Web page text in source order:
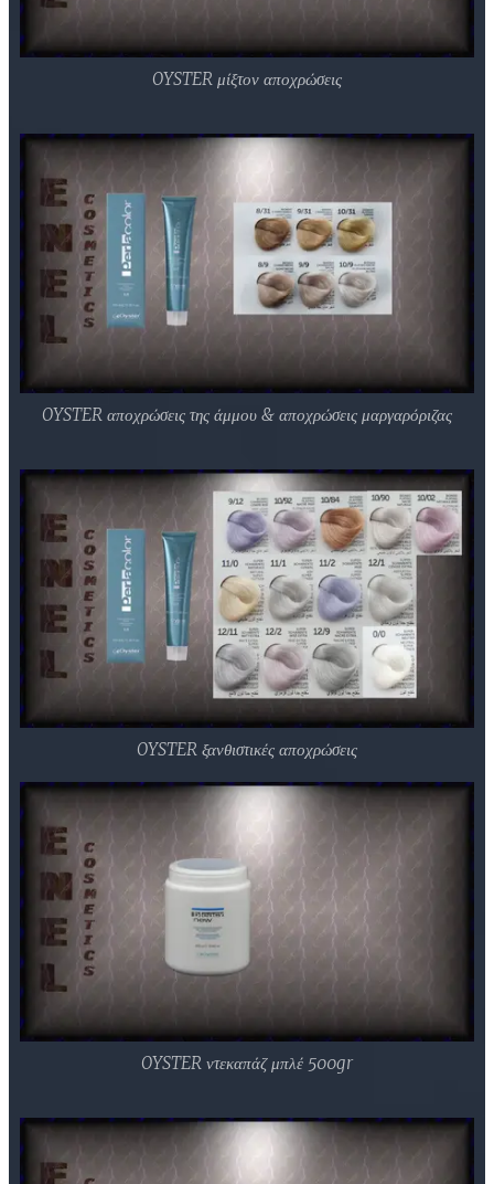
OYSTER μίξτον αποχρώσεις
OYSTER αποχρώσεις της άμμου & αποχρώσεις μαργαρόριζας
OYSTER ξανθιστικές αποχρώσεις
OYSTER ντεκαπάζ μπλέ 500gr